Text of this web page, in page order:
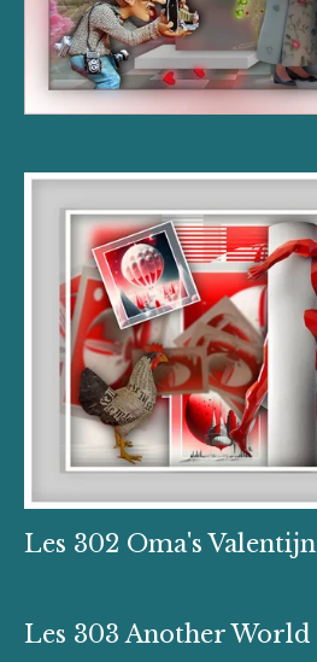
Les 302 Oma's Valentijn
Les 303 Another World